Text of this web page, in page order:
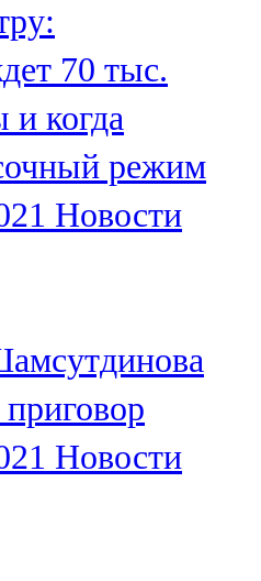
70 тыс.
и когда
режим
Новости
Новости